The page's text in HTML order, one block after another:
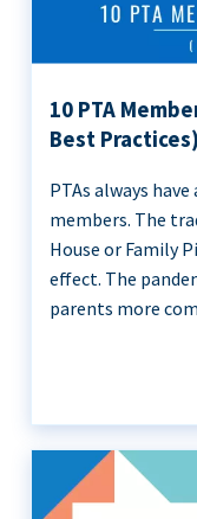
10 PTA
Best Practices)
PTAs always
members. The
House or Family
effect. The
parents more